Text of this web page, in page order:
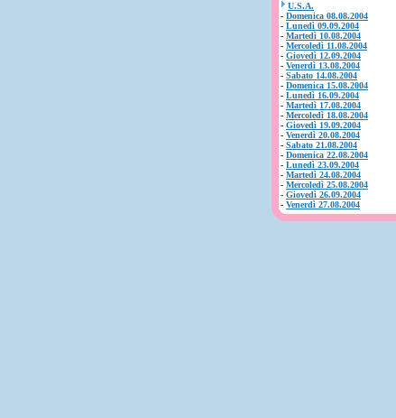
U.S.A.
- Domenica 08.08.2004
- Lunedì 09.09.2004
- Martedì 10.08.2004
- Mercoledì 11.08.2004
- Giovedì 12.09.2004
- Venerdì 13.08.2004
- Sabato 14.08.2004
- Domenica 15.08.2004
- Lunedì 16.09.2004
- Martedì 17.08.2004
- Mercoledì 18.08.2004
- Giovedì 19.09.2004
- Venerdì 20.08.2004
- Sabato 21.08.2004
- Domenica 22.08.2004
- Lunedì 23.09.2004
- Martedì 24.08.2004
- Mercoledì 25.08.2004
- Giovedì 26.09.2004
- Venerdì 27.08.2004